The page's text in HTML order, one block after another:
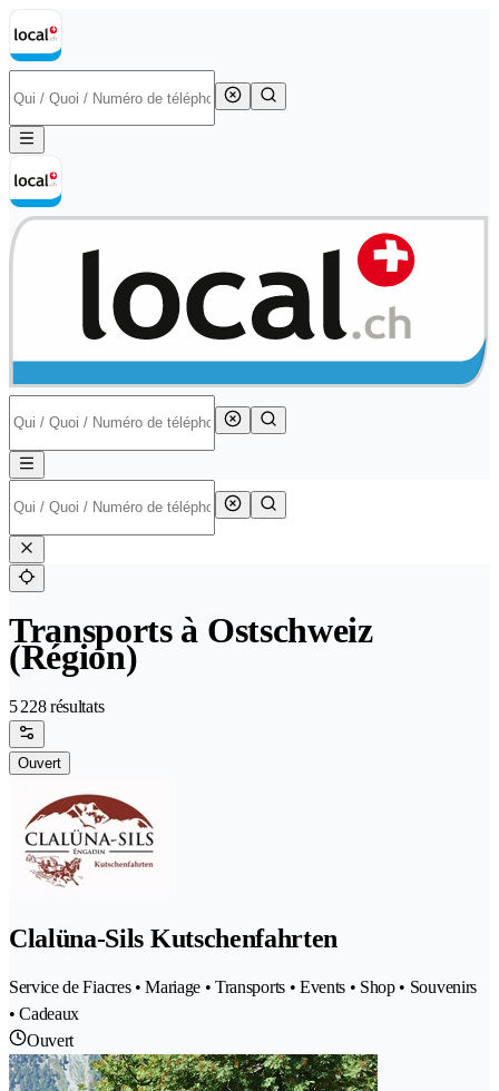
Transports à Ostschweiz
(Région)
5 228 résultats
Ouvert
Clalüna-Sils Kutschenfahrten
Service de Fiacres • Mariage • Transports • Events • Shop • Souvenirs
• Cadeaux
Ouvert